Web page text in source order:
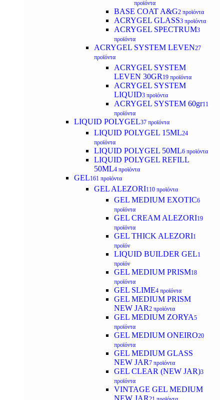
προϊόντα
BASE COAT A&G2 προϊόντα
ACRYGEL GLASS3 προϊόντα
ACRYGEL SPECTRUM3
προϊόντα
ACRYGEL SYSTEM LEVEN27
προϊόντα
ACRYGEL SYSTEM
LEVEN 30GR 19 προϊόντα
ACRYGEL SYSTEM
LIQUID3 προϊόντα
ACRYGEL SYSTEM 60gr11
προϊόντα
LIQUID POLYGEL37 προϊόντα
LIQUID POLYGEL 15ML24
προϊόντα
LIQUID POLYGEL 50ML6 προϊόντα
LIQUID POLYGEL REFILL
50ML4 προϊόντα
GEL161 προϊόντα
GEL ALEZORI110 προϊόντα
GEL MEDIUM EXOTIC6
προϊόντα
GEL CREAM ALEZORI19
προϊόντα
GEL THICK ALEZORI1
προϊόν
LIQUID BUILDER GEL1
προϊόν
GEL MEDIUM PRISM18
προϊόντα
GEL SLIME4 προϊόντα
GEL MEDIUM PRISM
NEW JAR2 προϊόντα
GEL MEDIUM ZORYA5
προϊόντα
GEL MEDIUM ONEIRO20
προϊόντα
GEL MEDIUM GLASS
NEW JAR7 προϊόντα
GEL CLEAR (NEW JAR)3
προϊόντα
VINTAGE GEL MEDIUM
NEW JAR